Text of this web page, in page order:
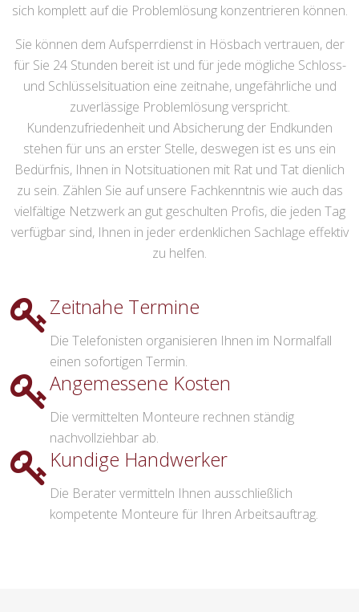
sich komplett auf die Problemlösung konzentrieren können.
Sie können dem Aufsperrdienst in Hösbach vertrauen, der
für Sie 24 Stunden bereit ist und für jede mögliche Schloss-
und Schlüsselsituation eine zeitnahe, ungefährliche und
zuverlässige Problemlösung verspricht.
Kundenzufriedenheit und Absicherung der Endkunden
stehen für uns an erster Stelle, deswegen ist es uns ein
Bedürfnis, Ihnen in Notsituationen mit Rat und Tat dienlich
zu sein. Zählen Sie auf unsere Fachkenntnis wie auch das
vielfältige Netzwerk an gut geschulten Profis, die jeden Tag
verfügbar sind, Ihnen in jeder erdenklichen Sachlage effektiv
zu helfen.
Zeitnahe Termine
Die Telefonisten organisieren Ihnen im Normalfall
einen sofortigen Termin.
Angemessene Kosten
Die vermittelten Monteure rechnen ständig
nachvollziehbar ab.
Kundige Handwerker
Die Berater vermitteln Ihnen ausschließlich
kompetente Monteure für Ihren Arbeitsauftrag.